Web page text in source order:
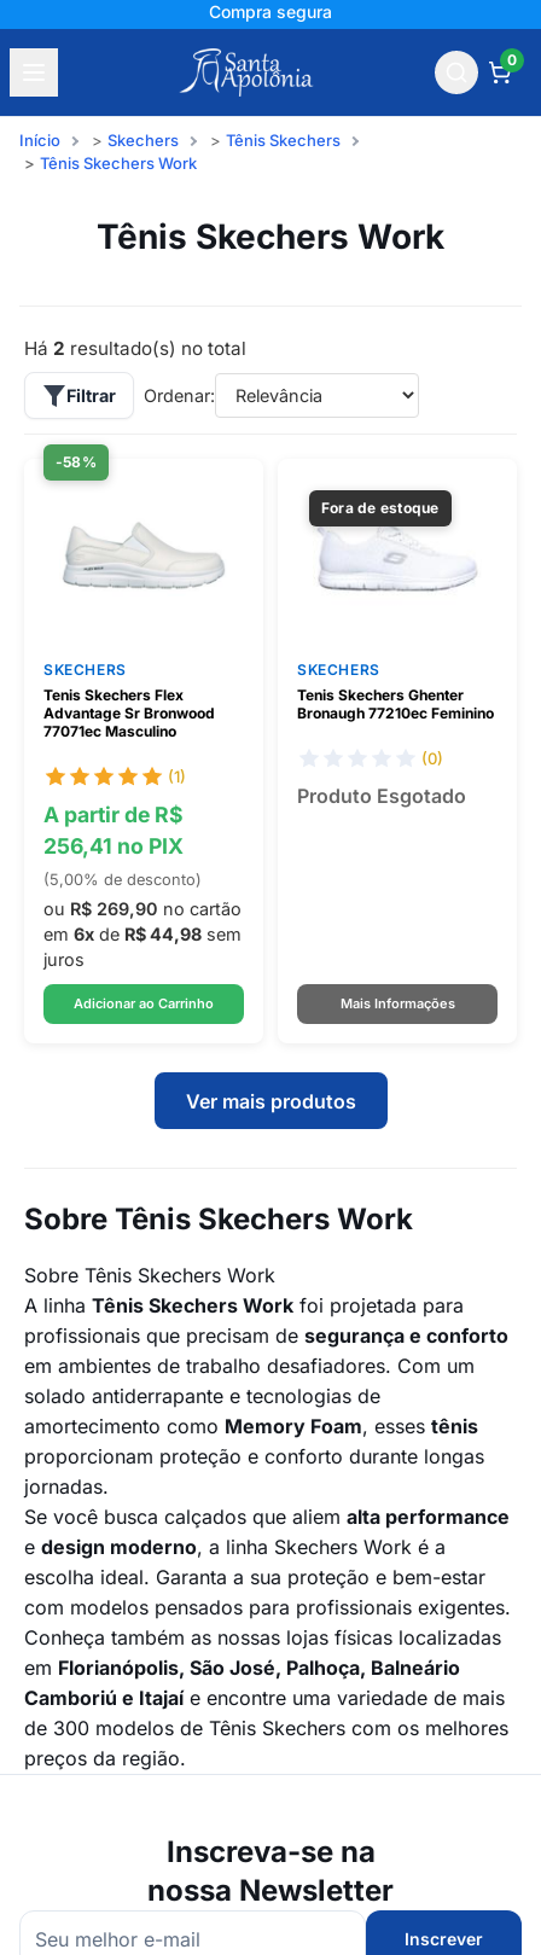
Compra segura
0
Início Skechers
Tênis Skechers
Tênis Skechers Work
Tênis Skechers Work
Há 2 resultado(s) no total
Filtrar Ordenar:
-58%
SKECHERS
Tenis Skechers Flex
Advantage Sr Bronwood
77071ec Masculino
(1)
A partir de R$
256,41 no PIX
(5,00% de desconto)
ou R$ 269,90 no cartão
em 6x de R$ 44,98 sem
juros
Adicionar ao Carrinho
Fora de estoque
SKECHERS
Tenis Skechers Ghenter
Bronaugh 77210ec Feminino
(0)
Produto Esgotado
Mais Informações
Ver mais produtos
Sobre Tênis Skechers Work
Sobre Tênis Skechers Work
A linha Tênis Skechers Work foi projetada para
profissionais que precisam de segurança e conforto
em ambientes de trabalho desafiadores. Com um
solado antiderrapante e tecnologias de
amortecimento como Memory Foam, esses tênis
proporcionam proteção e conforto durante longas
jornadas.
Se você busca calçados que aliem alta performance
e design moderno, a linha Skechers Work é a
escolha ideal. Garanta a sua proteção e bem-estar
com modelos pensados para profissionais exigentes.
Conheça também as nossas lojas físicas localizadas
em Florianópolis, São José, Palhoça, Balneário
Camboriú e Itajaíe encontre uma variedade de mais
de 300 modelos de Tênis Skechers com os melhores
preços da região.
Inscreva-se na
nossa Newsletter
Inscrever